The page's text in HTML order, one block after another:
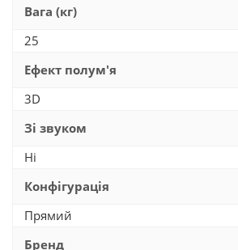
Вага (кг)
25
Ефект полум'я
3D
Зі звуком
Ні
Конфігурація
Прямий
Бренд